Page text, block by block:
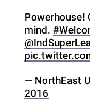
Powerhouse!
mind.
— NorthEast
2016